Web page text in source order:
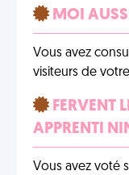
MOI
Vous avez
visiteurs de
FERVENT
APPRENTI
Vous avez voté